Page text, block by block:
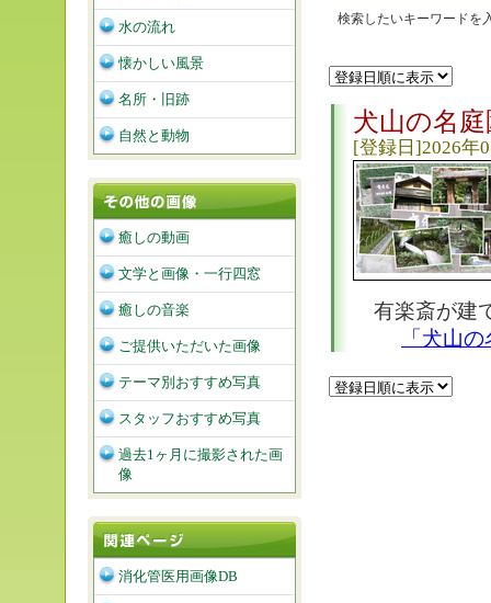
検索したいキーワードを
犬山の名
[登録日]2026年
有楽斎が建
「犬山
水の流れ
懐かしい風景
名所・旧跡
自然と動物
癒しの動画
文学と画像・一行四窓
癒しの音楽
ご提供いただいた画像
テーマ別おすすめ写真
スタッフおすすめ写真
過去1ヶ月に撮影された画
像
消化管医用画像DB